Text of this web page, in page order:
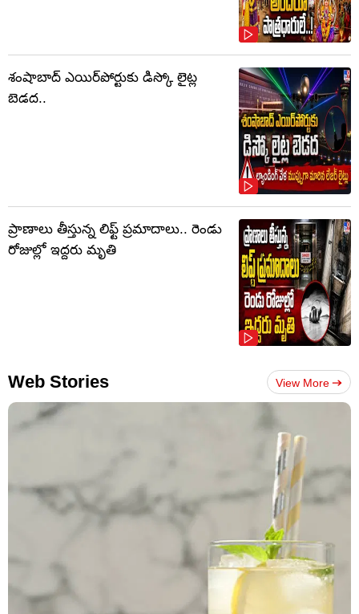
శంషాబాద్ ఎయిర్‌పోర్టుకు డిస్కో లైట్ల
బెడద..
ప్రాణాలు తీస్తున్న లిఫ్ట్‌ ప్రమాదాలు.. రెండు
రోజుల్లో ఇద్దరు మృతి
Web Stories View More